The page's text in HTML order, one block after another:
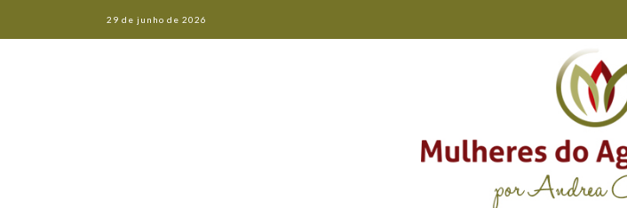
29 de junho de 2026